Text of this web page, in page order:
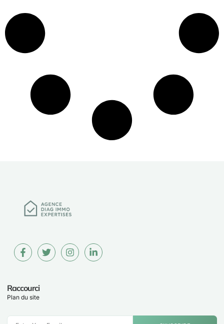
Raccourci
Plan du site